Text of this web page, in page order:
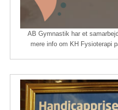
AB Gymnastik har et
mere info om KH Fysioterapi